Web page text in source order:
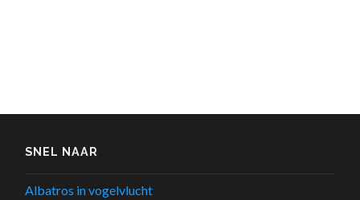
SNEL NAAR
Albatros in vogelvlucht